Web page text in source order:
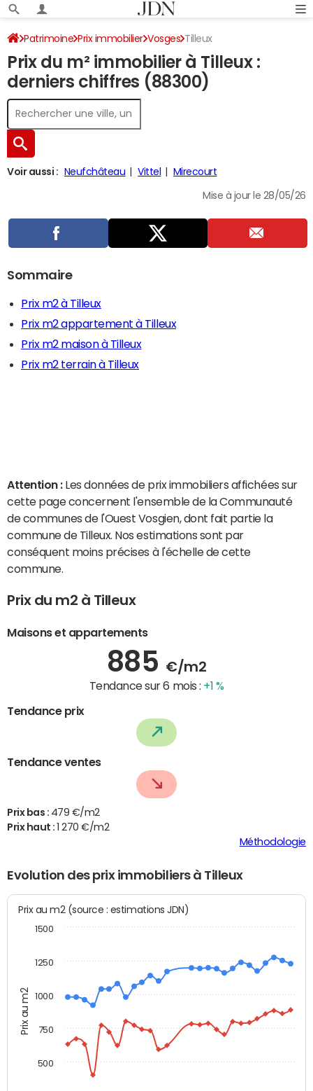
Patrimoine Prix immobilier Vosges Tilleux
Prix du m² immobilier à Tilleux :
derniers chiffres (88300)
Voir aussi : Neufchâteau Vittel Mirecourt
Mise à jour le 28/05/26
Sommaire
Prix m2 à Tilleux
Prix m2 appartement à Tilleux
Prix m2 maison à Tilleux
Prix m2 terrain à Tilleux
Attention : Les données de prix immobiliers affichées sur
cette page concernent l'ensemble de la Communauté
de communes de l'Ouest Vosgien, dont fait partie la
commune de Tilleux. Nos estimations sont par
conséquent moins précises à l'échelle de cette
commune.
Prix du m2 à Tilleux
Maisons et appartements
885 €/m2
Tendance sur 6 mois : +1 %
Tendance prix
Tendance ventes
Prix bas : 479 €/m2
Prix haut :
1 270 €/m2
Méthodologie
Evolution des prix immobiliers à Tilleux
Prix au m2
Prix au m2 (source : estimations JDN)
500
750
1000
1250
1500